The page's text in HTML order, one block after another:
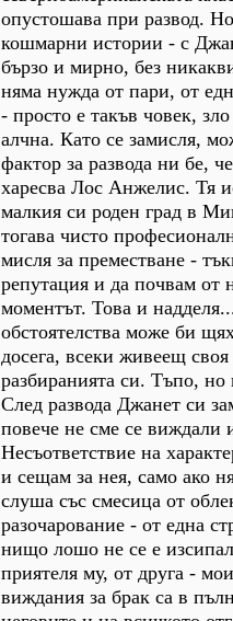
опустошава при развод.
кошмарни истории - с
бързо и мирно, без
няма нужда от пари, от
- просто е такъв човек,
алчна. Като се замисля,
фактор за развода ни бе,
харесва Лос Анжелис. Тя
малкия си роден град в
тогава чисто
мисля за преместване -
репутация и да почвам от
моментът. Това и
обстоятелства може би
досега, всеки живеещ
разбиранията си. Тъпо,
След развода Джанет си
повече не сме се виждали
Несъответствие на
и сещам за нея, само ако
слуша със смесица от
разочарование - от една
нищо лошо не се е
приятеля му, от друга -
виждания за брак са в